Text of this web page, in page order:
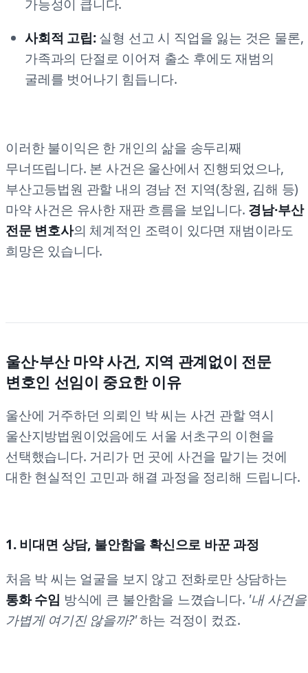
가능성이 큽니다.
사회적 고립:실형 선고 시 직업을 잃는 것은 물론,
가족과의 단절로 이어져 출소 후에도 재범의
굴레를 벗어나기 힘듭니다.
이러한 불이익은 한 개인의 삶을 송두리째
무너뜨립니다. 본 사건은 울산에서 진행되었으나,
부산고등법원 관할 내의 경남 전 지역(창원, 김해 등)
마약 사건은 유사한 재판 흐름을 보입니다. 경남·부산
전문 변호사의 체계적인 조력이 있다면 재범이라도
희망은 있습니다.
울산·부산 마약 사건, 지역 관계없이 전문
변호인 선임이 중요한 이유
울산에 거주하던 의뢰인 박 씨는 사건 관할 역시
울산지방법원이었음에도 서울 서초구의 이현을
선택했습니다. 거리가 먼 곳에 사건을 맡기는 것에
대한 현실적인 고민과 해결 과정을 정리해 드립니다.
1. 비대면 상담, 불안함을 확신으로 바꾼 과정
처음 박 씨는 얼굴을 보지 않고 전화로만 상담하는
통화 수임 방식에 큰 불안함을 느꼈습니다. '내 사건을
가볍게 여기진 않을까?'하는 걱정이 컸죠.